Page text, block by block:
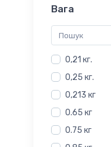
Вага
0,21 кг.
0,25 кг.
0,213 кг
0.65 кг
0.75 кг